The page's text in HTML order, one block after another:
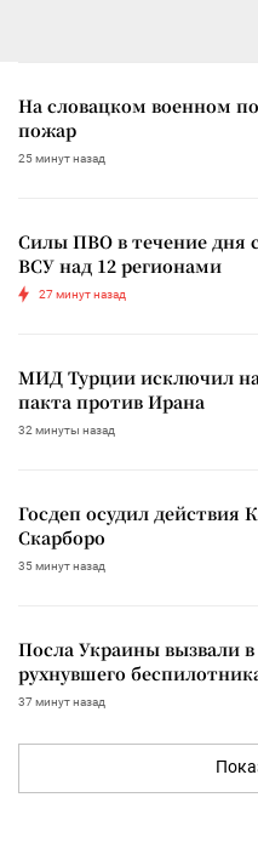
На словацком военном
пожар
25 минут назад
Силы ПВО в течение дня
ВСУ над 12 регионами
27 минут назад
МИД Турции исключил
пакта против Ирана
32 минуты назад
Госдеп осудил действия
Скарборо
35 минут назад
Посла Украины вызвали
рухнувшего
37 минут назад